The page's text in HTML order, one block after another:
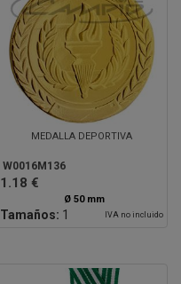
MEDALLA DEPORTIVA
W0016M136
1.18 €
Ø 50 mm
Tamaños: 1 IVA no incluido